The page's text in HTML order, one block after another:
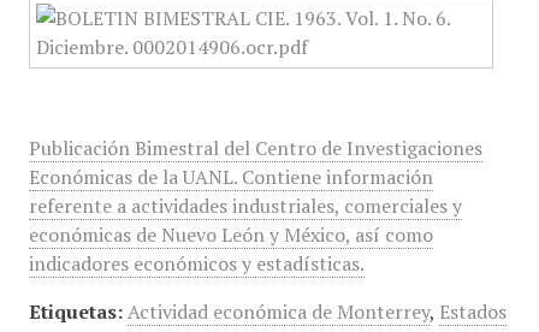
Publicación Bimestral del Centro de Investigaciones
Económicas de la UANL. Contiene información
referente a actividades industriales, comerciales y
económicas de Nuevo León y México, así como
indicadores económicos y estadísticas.
Etiquetas: Actividad económica de Monterrey, Estados